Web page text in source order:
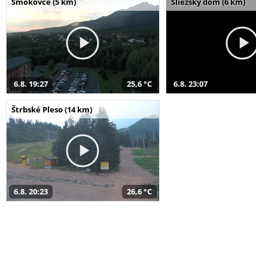
6.8. 19:27 25,6 °C 6.8. 23:07
Štrbské Pleso (14 km)
6.8. 20:23 26,6 °C